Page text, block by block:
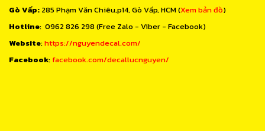
Gò Vấp: 285 Phạm Văn Chiêu,p14, Gò Vấp, HCM (Xem bản đồ)
Hotline: 0962 826 298 (Free Zalo - Viber - Facebook)
Website:https://nguyendecal.com/
Facebook: facebook.com/decallucnguyen/